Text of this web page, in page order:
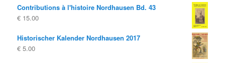
Contributions à l'histoire Nordhausen Bd. 43
€ 15.00
Historischer Kalender Nordhausen 2017
€ 5.00